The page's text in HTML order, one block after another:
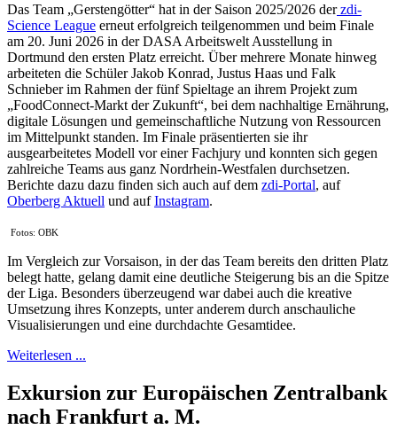
Das Team „Gerstengötter“ hat in der Saison 2025/2026 derzdi-
Science League erneut erfolgreich teilgenommen und beim Finale
am 20. Juni 2026 in der DASA Arbeitswelt Ausstellung in
Dortmund den ersten Platz erreicht. Über mehrere Monate hinweg
arbeiteten die Schüler Jakob Konrad, Justus Haas und Falk
Schnieber im Rahmen der fünf Spieltage an ihrem Projekt zum
„FoodConnect-Markt der Zukunft“, bei dem nachhaltige Ernährung,
digitale Lösungen und gemeinschaftliche Nutzung von Ressourcen
im Mittelpunkt standen. Im Finale präsentierten sie ihr
ausgearbeitetes Modell vor einer Fachjury und konnten sich gegen
zahlreiche Teams aus ganz Nordrhein-Westfalen durchsetzen.
Berichte dazu dazu finden sich auch auf dem zdi-Portal, auf
Oberberg Aktuell und aufInstagram.
Fotos: OBK
Im Vergleich zur Vorsaison, in der das Team bereits den dritten Platz
belegt hatte, gelang damit eine deutliche Steigerung bis an die Spitze
der Liga. Besonders überzeugend war dabei auch die kreative
Umsetzung ihres Konzepts, unter anderem durch anschauliche
Visualisierungen und eine durchdachte Gesamtidee.
Weiterlesen ...
Exkursion zur Europäischen Zentralbank
nach Frankfurt a. M.